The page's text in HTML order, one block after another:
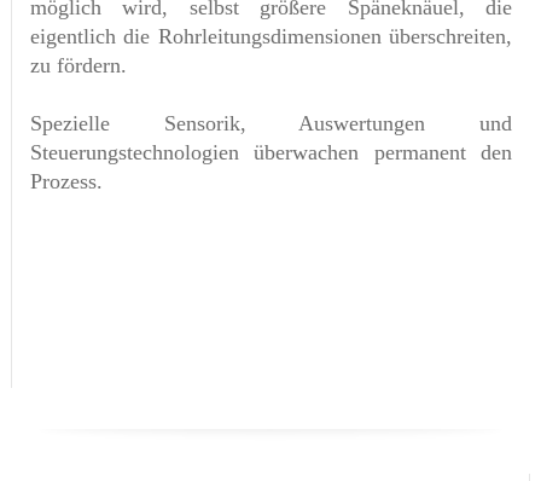
möglich wird, selbst größere Späneknäuel, die
eigentlich die Rohrleitungsdimensionen überschreiten,
zu fördern.
Spezielle Sensorik, Auswertungen und
Steuerungstechnologien überwachen permanent den
Prozess.